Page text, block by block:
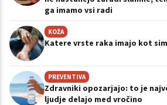
ga imamo vsi radi
KOŽA
Katere vrste raka imajo kot
PREVENTIVA
Zdravniki opozarjajo: to je
ljudje delajo med vročino